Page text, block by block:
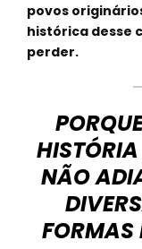
povos
histórica desse
perder.
HISTÓRIA
NÃO
FORMAS